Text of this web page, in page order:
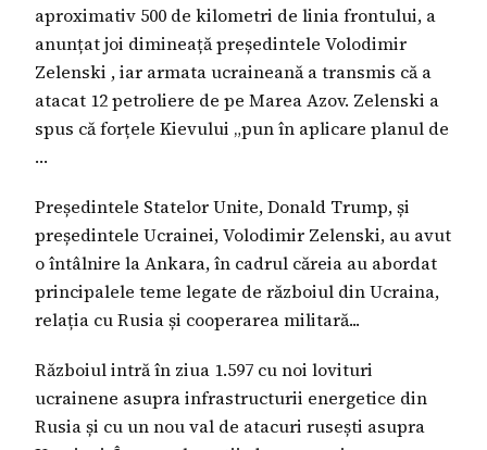
aproximativ 500 de kilometri de linia frontului, a
anunțat joi dimineață președintele Volodimir
Zelenski , iar armata ucraineană a transmis că a
atacat 12 petroliere de pe Marea Azov. Zelenski a
spus că forțele Kievului „pun în aplicare planul de
…
Președintele Statelor Unite, Donald Trump, și
președintele Ucrainei, Volodimir Zelenski, au avut
o întâlnire la Ankara, în cadrul căreia au abordat
principalele teme legate de războiul din Ucraina,
relația cu Rusia și cooperarea militară...
Războiul intră în ziua 1.597 cu noi lovituri
ucrainene asupra infrastructurii energetice din
Rusia și cu un nou val de atacuri rusești asupra